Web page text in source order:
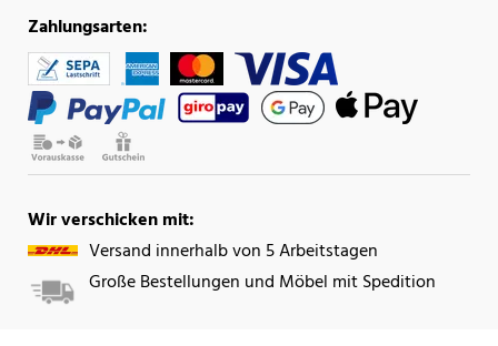
Zahlungsarten:
Wir verschicken mit:
Versand innerhalb von 5 Arbeitstagen
Große Bestellungen und Möbel mit Spedition